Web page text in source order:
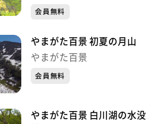
会員無料
やまがた百景 初夏の月山
やまがた百景
会員無料
やまがた百景 白川湖の水没